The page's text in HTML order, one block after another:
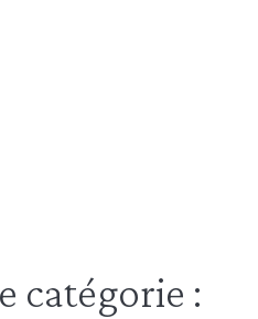
catégorie :